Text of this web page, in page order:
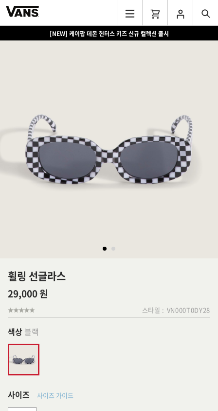
[NEW] 케이팝 데몬 헌터스 키즈 신규 컬렉션 출시
휠링 선글라스
29,000 원
스타일 : VN000T0DY28
색상 블랙
사이즈 사이즈 가이드